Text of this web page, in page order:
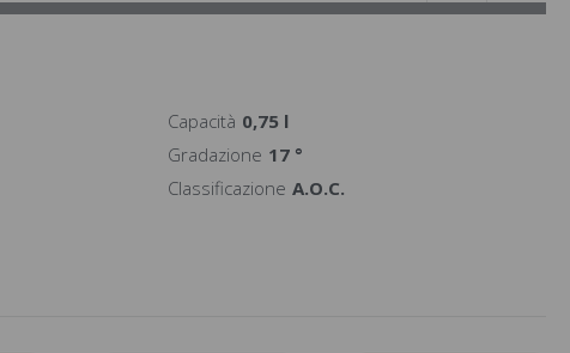
Capacità 0,75 l
Gradazione 17 °
Classificazione A.O.C.